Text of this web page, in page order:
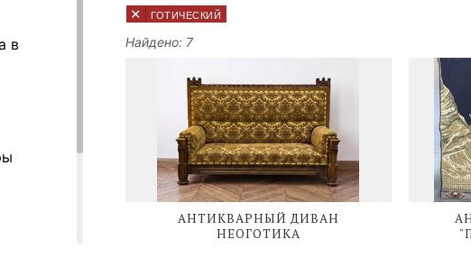
в
× ГОТИЧЕСКИЙ
Найдено: 7
АНТИКВАРНЫЙ ДИВАН
НЕОГОТИКА